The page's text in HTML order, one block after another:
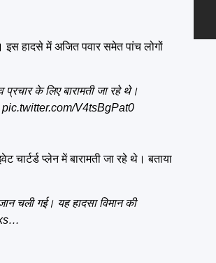
इस हादसे में अजित पवार समेत पांच लोगों
के लिए बारामती जा रहे थे।
pic.twitter.com/V4tsBgPat0
प्लेन में बारामती जा रहे थे। बताया
चली गई। यह हादसा विमान की
…